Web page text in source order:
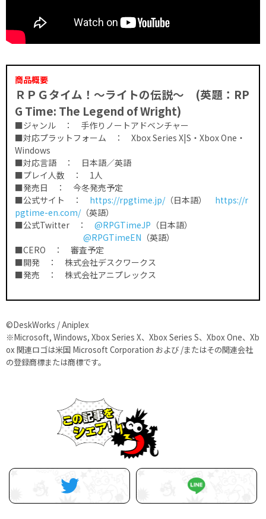
商品概要
ＲＰＧタイム！～ライトの伝説～ (英題：RP
G Time: The Legend of Wright)
■ジャンル ： 手作りノートアドベンチャー
■対応プラットフォーム ： Xbox Series X|S・Xbox One・
Windows
■対応言語 ： 日本語／英語
■プレイ人数 ： 1人
■発売日 ： 今冬発売予定
■公式サイト ： https://rpgtime.jp/（日本語） https://r
pgtime-en.com/（英語）
■公式Twitter ： @RPGTimeJP （日本語）
@RPGTimeEN （英語）
■CERO ： 審査予定
■開発 ： 株式会社デスクワークス
■発売 ： 株式会社アニプレックス
©DeskWorks / Aniplex
※Microsoft, Windows, Xbox Series X、Xbox Series S、Xbox One、Xb
ox 関連ロゴは米国 Microsoft Corporation および /またはその関連会社
の登録商標または商標です。